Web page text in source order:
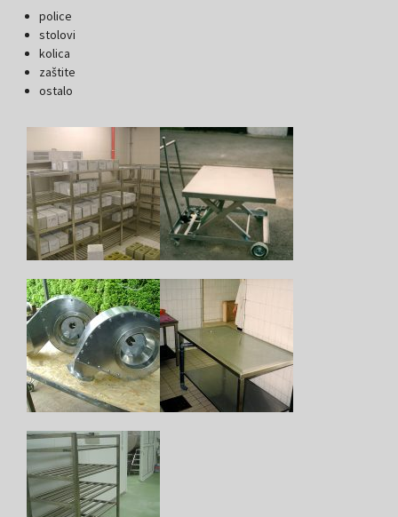
police
stolovi
kolica
zaštite
ostalo